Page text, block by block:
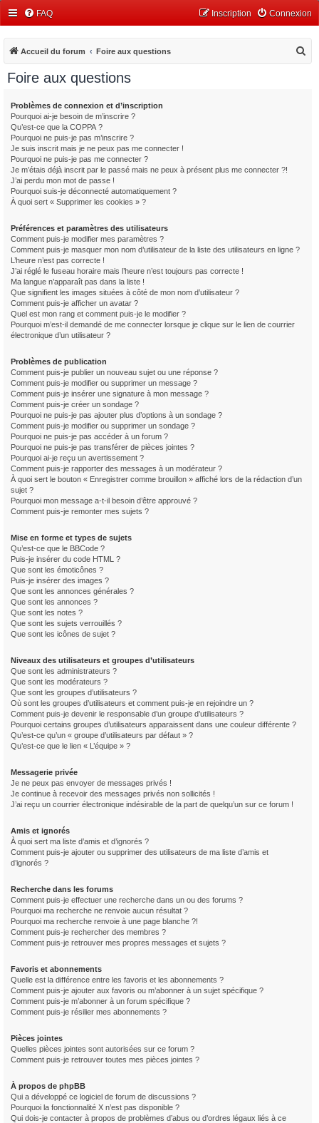
FAQ Connexion
Inscription
Accueil du forum Foire aux questions
Foire aux questions
Problèmes de connexion et d’inscription
Pourquoi ai-je besoin de m’inscrire ?
Qu’est-ce que la COPPA ?
Pourquoi ne puis-je pas m’inscrire ?
Je suis inscrit mais je ne peux pas me connecter !
Pourquoi ne puis-je pas me connecter ?
Je m’étais déjà inscrit par le passé mais ne peux à présent plus me connecter ?!
J’ai perdu mon mot de passe !
Pourquoi suis-je déconnecté automatiquement ?
À quoi sert « Supprimer les cookies » ?
Préférences et paramètres des utilisateurs
Comment puis-je modifier mes paramètres ?
Comment puis-je masquer mon nom d’utilisateur de la liste des utilisateurs en ligne ?
L’heure n’est pas correcte !
J’ai réglé le fuseau horaire mais l’heure n’est toujours pas correcte !
Ma langue n’apparaît pas dans la liste !
Que signifient les images situées à côté de mon nom d’utilisateur ?
Comment puis-je afficher un avatar ?
Quel est mon rang et comment puis-je le modifier ?
Pourquoi m’est-il demandé de me connecter lorsque je clique sur le lien de courrier
électronique d’un utilisateur ?
Problèmes de publication
Comment puis-je publier un nouveau sujet ou une réponse ?
Comment puis-je modifier ou supprimer un message ?
Comment puis-je insérer une signature à mon message ?
Comment puis-je créer un sondage ?
Pourquoi ne puis-je pas ajouter plus d’options à un sondage ?
Comment puis-je modifier ou supprimer un sondage ?
Pourquoi ne puis-je pas accéder à un forum ?
Pourquoi ne puis-je pas transférer de pièces jointes ?
Pourquoi ai-je reçu un avertissement ?
Comment puis-je rapporter des messages à un modérateur ?
À quoi sert le bouton « Enregistrer comme brouillon » affiché lors de la rédaction d’un
sujet ?
Pourquoi mon message a-t-il besoin d’être approuvé ?
Comment puis-je remonter mes sujets ?
Mise en forme et types de sujets
Qu’est-ce que le BBCode ?
Puis-je insérer du code HTML ?
Que sont les émoticônes ?
Puis-je insérer des images ?
Que sont les annonces générales ?
Que sont les annonces ?
Que sont les notes ?
Que sont les sujets verrouillés ?
Que sont les icônes de sujet ?
Niveaux des utilisateurs et groupes d’utilisateurs
Que sont les administrateurs ?
Que sont les modérateurs ?
Que sont les groupes d’utilisateurs ?
Où sont les groupes d’utilisateurs et comment puis-je en rejoindre un ?
Comment puis-je devenir le responsable d’un groupe d’utilisateurs ?
Pourquoi certains groupes d’utilisateurs apparaissent dans une couleur différente ?
Qu’est-ce qu’un « groupe d’utilisateurs par défaut » ?
Qu’est-ce que le lien « L’équipe » ?
Messagerie privée
Je ne peux pas envoyer de messages privés !
Je continue à recevoir des messages privés non sollicités !
J’ai reçu un courrier électronique indésirable de la part de quelqu’un sur ce forum !
Amis et ignorés
À quoi sert ma liste d’amis et d’ignorés ?
Comment puis-je ajouter ou supprimer des utilisateurs de ma liste d’amis et
d’ignorés ?
Recherche dans les forums
Comment puis-je effectuer une recherche dans un ou des forums ?
Pourquoi ma recherche ne renvoie aucun résultat ?
Pourquoi ma recherche renvoie à une page blanche ?!
Comment puis-je rechercher des membres ?
Comment puis-je retrouver mes propres messages et sujets ?
Favoris et abonnements
Quelle est la différence entre les favoris et les abonnements ?
Comment puis-je ajouter aux favoris ou m’abonner à un sujet spécifique ?
Comment puis-je m’abonner à un forum spécifique ?
Comment puis-je résilier mes abonnements ?
Pièces jointes
Quelles pièces jointes sont autorisées sur ce forum ?
Comment puis-je retrouver toutes mes pièces jointes ?
À propos de phpBB
Qui a développé ce logiciel de forum de discussions ?
Pourquoi la fonctionnalité X n’est pas disponible ?
Qui dois-je contacter à propos de problèmes d’abus ou d’ordres légaux liés à ce